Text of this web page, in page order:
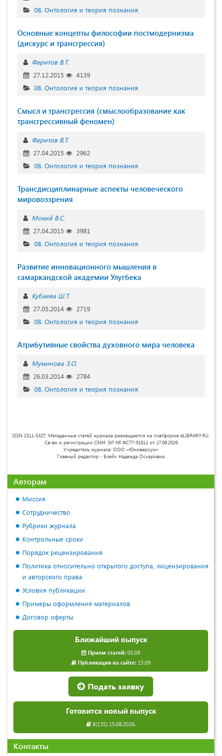
08. Онтология и теория познания
Основные концепты философии постмодернизма
(дискурс и трансгрессия)
Фаритов В.Т.
27.12.2015
4139
08. Онтология и теория познания
Смысл и трансгрессия (смыслообразование как
трансгрессивный феномен)
Фаритов В.Т.
27.04.2015
2962
08. Онтология и теория познания
Трансдисциплинарные аспекты человеческого
мировоззрения
Мокий В.С.
27.04.2015
3981
08. Онтология и теория познания
Развитие инновационного мышления в
самаркандской академии Улугбека
Кубаева Ш.Т.
27.05.2014
2719
08. Онтология и теория познания
Атрибутивные свойства духовного мира человека
Муминова З.О.
26.03.2014
2784
08. Онтология и теория познания
ISSN 2311-5327. Метаданные статей журнала размещаются на платформе eLIBRARY.RU.
Св-во о регистрации СМИ: ЭЛ № ФС77-91811 от 17.06.2026
Учредитель журнала: ООО «Юниверсум»
Главный редактор - Блейх Надежда Оскаровна.
Авторам
Миссия
Сотрудничество
Рубрики журнала
Контрольные сроки
Порядок рецензирования
Политика относительно открытого доступа, лицензирования
и авторского права
Условия публикации
Примеры оформления материалов
Договор оферты
Ближайший выпуск
Прием статей: 05.09
Публикация на сайте:15.09
Подать заявку
Готовится новый выпуск
8(135) 15.08.2026.
Контакты